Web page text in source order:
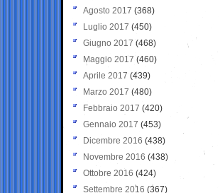
Agosto 2017 (368)
Luglio 2017 (450)
Giugno 2017 (468)
Maggio 2017 (460)
Aprile 2017 (439)
Marzo 2017 (480)
Febbraio 2017 (420)
Gennaio 2017 (453)
Dicembre 2016 (438)
Novembre 2016 (438)
Ottobre 2016 (424)
Settembre 2016 (367)